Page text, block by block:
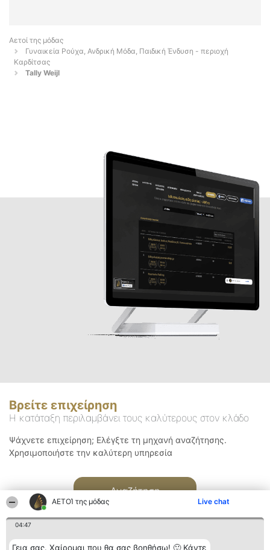
ΑΕΤΟΊ της μόδας Live chat
04:47
Γεια σας. Χαίρομαι που θα σας βοηθήσω! 🙂 Κάντε
Αετοί της μόδας
Γυναικεία Ρούχα, Ανδρική Μόδα, Παιδική Ένδυση - περιοχή
Καρδίτσας
Tally Weijl
Βρείτε επιχείρηση
Η κατάταξη περιλαμβάνει τους καλύτερους στον κλάδο
Ψάχνετε επιχείρηση; Ελέγξτε τη μηχανή αναζήτησης.
Χρησιμοποιήστε την καλύτερη υπηρεσία
Αναζήτηση